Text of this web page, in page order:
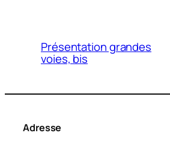
Présentation grandes
voies, bis
Adresse